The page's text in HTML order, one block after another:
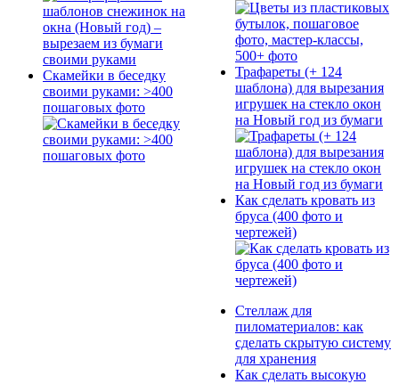
Скамейки в беседку
своими руками: >400
пошаговых фото
Трафареты (+ 124
шаблона) для вырезания
игрушек на стекло окон
на Новый год из бумаги
Как сделать кровать из
бруса (400 фото и
чертежей)
Стеллаж для
пиломатериалов: как
сделать скрытую систему
для хранения
Как сделать высокую